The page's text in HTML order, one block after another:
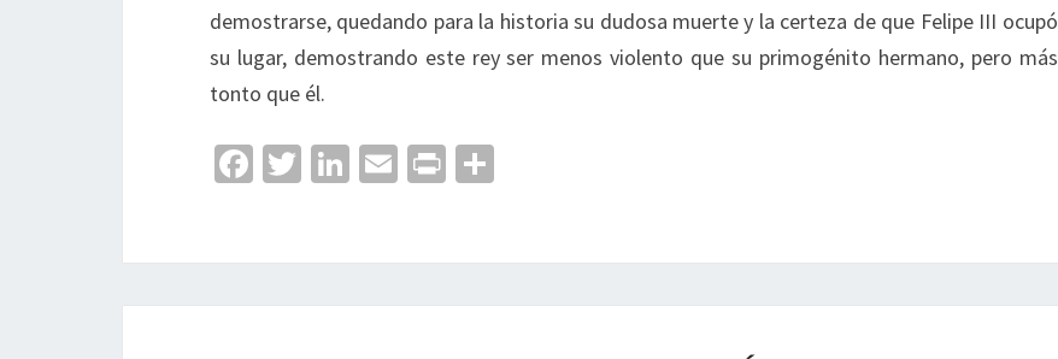
demostrarse, quedando para la historia su dudosa muerte y la certeza de que Felipe III ocupó
su lugar, demostrando este rey ser menos violento que su primogénito hermano, pero más
tonto que él.
Fa
o
T
Li
n
E
Pr
ar